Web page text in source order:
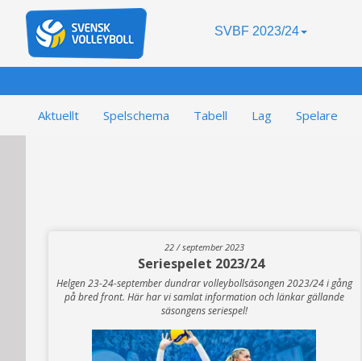
SVBF 2023/24
Aktuellt Spelschema Tabell Lag Spelare
22 / september 2023
Seriespelet 2023/24
Helgen 23-24-september dundrar volleybollsäsongen 2023/24 i gång
på bred front. Här har vi samlat information och länkar gällande
säsongens seriespel!